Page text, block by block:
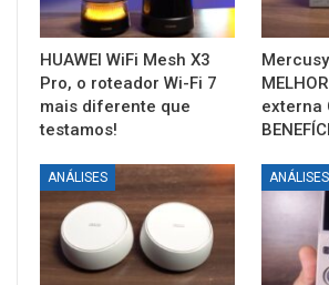
HUAWEI WiFi Mesh X3
Pro, o roteador Wi-Fi 7
mais diferente que
testamos!
externa
ANÁLISES ANÁLISES